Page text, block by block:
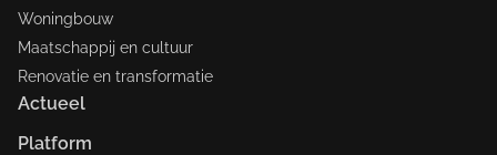
Woningbouw
Maatschappij en cultuur
Renovatie en transformatie
Actueel
Platform